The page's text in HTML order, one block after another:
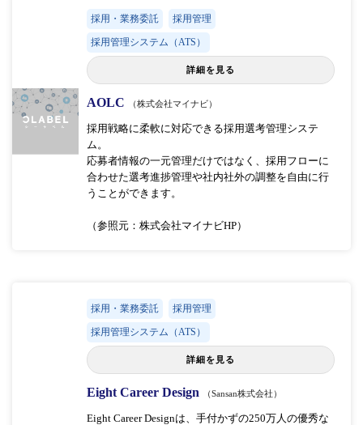
採用・業務委託 採用管理
採用管理システム（ATS）
詳細を見る
AOLC （株式会社マイナビ）
採用戦略に柔軟に対応できる採用選考管理システ
ム。
応募者情報の一元管理だけではなく、採用フローに
合わせた選考進捗管理や社内社外の調整を自由に行
うことができます。
（参照元：株式会社マイナビHP）
採用・業務委託 採用管理
採用管理システム（ATS）
詳細を見る
Eight Career Design （Sansan株式会社）
Eight Career Designは、手付かずの250万人の優秀な